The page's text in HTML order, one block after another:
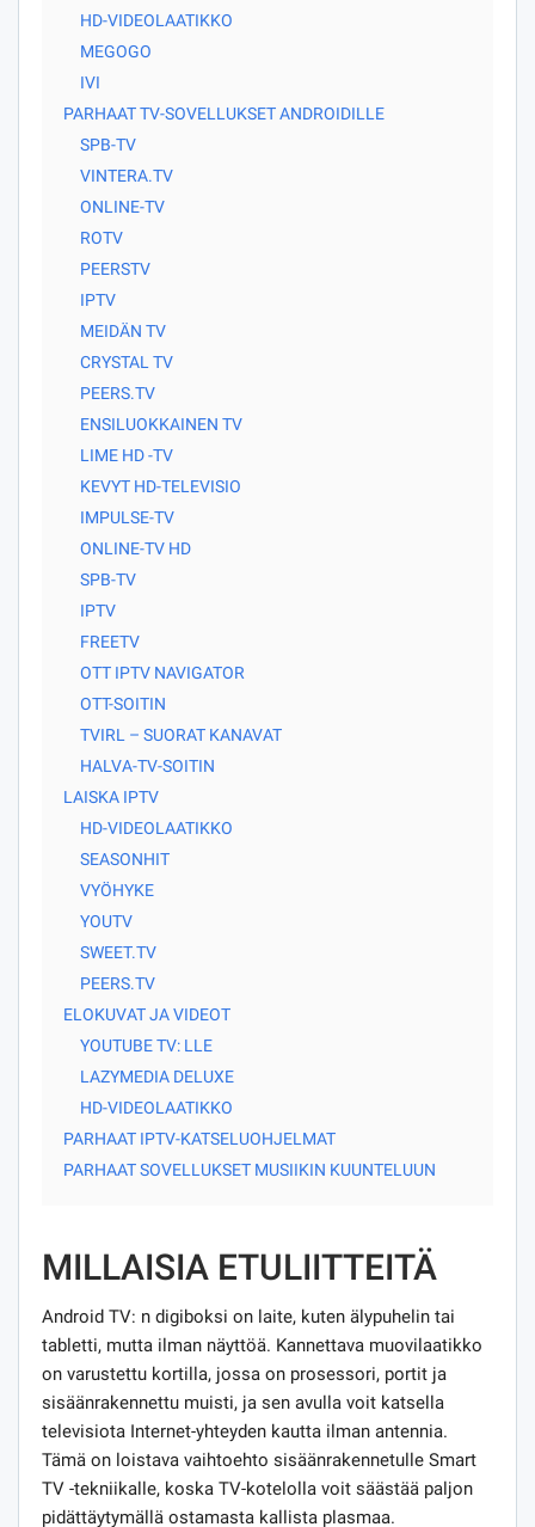
HD-VIDEOLAATIKKO
MEGOGO
IVI
PARHAAT TV-SOVELLUKSET ANDROIDILLE
SPB-TV
VINTERA.TV
ONLINE-TV
ROTV
PEERSTV
IPTV
MEIDÄN TV
CRYSTAL TV
PEERS.TV
ENSILUOKKAINEN TV
LIME HD -TV
KEVYT HD-TELEVISIO
IMPULSE-TV
ONLINE-TV HD
SPB-TV
IPTV
FREETV
OTT IPTV NAVIGATOR
OTT-SOITIN
TVIRL – SUORAT KANAVAT
HALVA-TV-SOITIN
LAISKA IPTV
HD-VIDEOLAATIKKO
SEASONHIT
VYÖHYKE
YOUTV
SWEET.TV
PEERS.TV
ELOKUVAT JA VIDEOT
YOUTUBE TV: LLE
LAZYMEDIA DELUXE
HD-VIDEOLAATIKKO
PARHAAT IPTV-KATSELUOHJELMAT
PARHAAT SOVELLUKSET MUSIIKIN KUUNTELUUN
MILLAISIA ​​ETULIITTEITÄ
Android TV: n digiboksi on laite, kuten älypuhelin tai
tabletti, mutta ilman näyttöä. Kannettava muovilaatikko
on varustettu kortilla, jossa on prosessori, portit ja
sisäänrakennettu muisti, ja sen avulla voit katsella
televisiota Internet-yhteyden kautta ilman antennia.
Tämä on loistava vaihtoehto sisäänrakennetulle Smart
TV -tekniikalle, koska TV-kotelolla voit säästää paljon
pidättäytymällä ostamasta kallista plasmaa.